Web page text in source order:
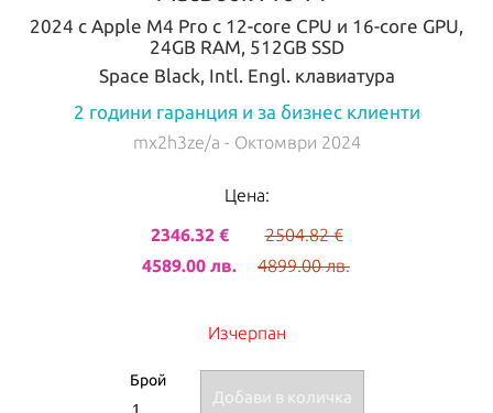
2024 с Apple M4 Pro с 12-core CPU и 16-core GPU,
24GB RAM, 512GB SSD
Space Black, Intl. Engl. клавиатура
2 години гаранция и за бизнес клиенти
mx2h3ze/a - Октомври 2024
Цена:
2346.32 €
2504.82 €
4589.00 лв.
4899.00 лв.
Изчерпан
Брой
Добави в количка